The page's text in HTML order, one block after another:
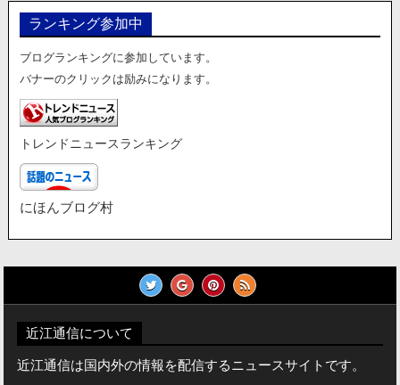
ランキング参加中
ブログランキングに参加しています。
バナーのクリックは励みになります。
トレンドニュースランキング
にほんブログ村
近江通信について
近江通信は国内外の情報を配信するニュースサイトです。